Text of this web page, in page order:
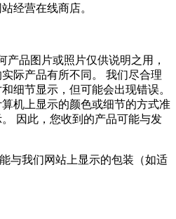
经营在线商店。
产品图片或照片仅供说明之用，
际产品有所不同。 我们尽合理
细节显示，但可能会出现错误。
机上显示的颜色或细节的方式准
因此，您收到的产品可能与发
与我们网站上显示的包装（如适